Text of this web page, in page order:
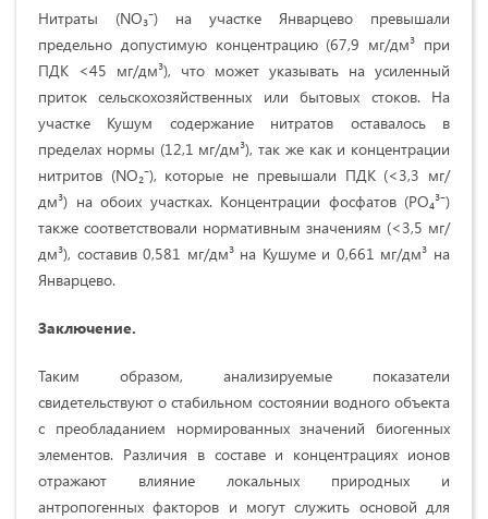
Нитраты (NO₃⁻) на участке Январцево превышали
предельно допустимую концентрацию (67,9 мг/дм³ при
ПДК <45 мг/дм³), что может указывать на усиленный
приток сельскохозяйственных или бытовых стоков. На
участке Кушум содержание нитратов оставалось в
пределах нормы (12,1 мг/дм³), так же как и концентрации
нитритов (NO₂⁻), которые не превышали ПДК (<3,3 мг/
дм³) на обоих участках. Концентрации фосфатов (PO₄³⁻)
также соответствовали нормативным значениям (<3,5 мг/
дм³), составив 0,581 мг/дм³ на Кушуме и 0,661 мг/дм³ на
Январцево.
Заключение.
Таким образом, анализируемые показатели
свидетельствуют о стабильном состоянии водного объекта
с преобладанием нормированных значений биогенных
элементов. Различия в составе и концентрациях ионов
отражают влияние локальных природных и
антропогенных факторов и могут служить основой для